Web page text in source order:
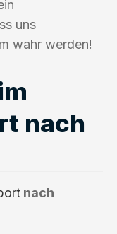
uns
wahr werden!
nach
nach